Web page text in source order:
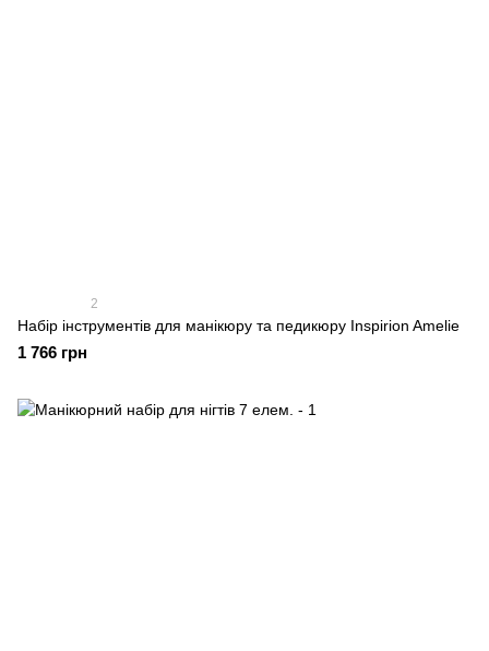
2
Набір інструментів для манікюру та педикюру Inspirion Amelie
1 766 грн